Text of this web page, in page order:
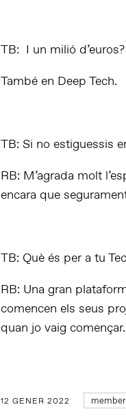
TB: I un milió d’euros?
També en Deep Tech.
TB: Si no estiguessis
RB: M’agrada molt
encara que
TB: Què és per a tu
RB: Una gran
comencen els seus
quan jo vaig començar.
12 GENER 2022